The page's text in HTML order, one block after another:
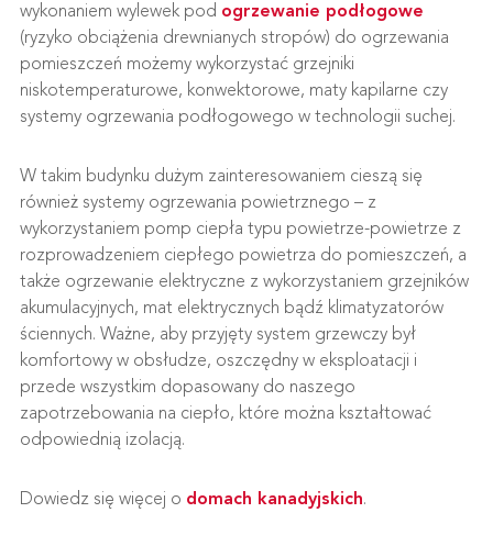
wykonaniem wylewek pod ogrzewanie podłogowe
(ryzyko obciążenia drewnianych stropów) do ogrzewania
pomieszczeń możemy wykorzystać grzejniki
niskotemperaturowe, konwektorowe, maty kapilarne czy
systemy ogrzewania podłogowego w technologii suchej.
W takim budynku dużym zainteresowaniem cieszą się
również systemy ogrzewania powietrznego – z
wykorzystaniem pomp ciepła typu powietrze-powietrze z
rozprowadzeniem ciepłego powietrza do pomieszczeń, a
także ogrzewanie elektryczne z wykorzystaniem grzejników
akumulacyjnych, mat elektrycznych bądź klimatyzatorów
ściennych. Ważne, aby przyjęty system grzewczy był
komfortowy w obsłudze, oszczędny w eksploatacji i
przede wszystkim dopasowany do naszego
zapotrzebowania na ciepło, które można kształtować
odpowiednią izolacją.
Dowiedz się więcej o domach kanadyjskich.